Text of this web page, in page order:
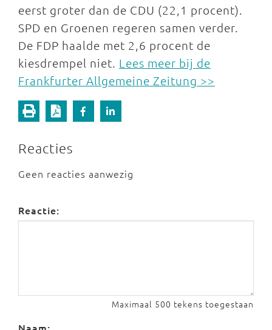
eerst groter dan de CDU (22,1 procent).
SPD en Groenen regeren samen verder.
De FDP haalde met 2,6 procent de
kiesdrempel niet. Lees meer bij de
Frankfurter Allgemeine Zeitung >>
Reacties
Geen reacties aanwezig
Reactie:
Maximaal 500 tekens toegestaan